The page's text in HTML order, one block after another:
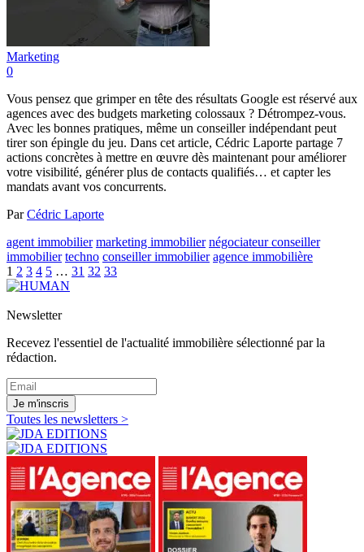
Marketing
0
Vous pensez que grimper en tête des résultats Google est réservé aux
agences avec des budgets marketing colossaux ? Détrompez-vous.
Avec les bonnes pratiques, même un conseiller indépendant peut
tirer son épingle du jeu. Dans cet article, Cédric Laporte partage 7
actions concrètes à mettre en œuvre dès maintenant pour améliorer
votre visibilité, générer plus de contacts qualifiés… et capter les
mandats avant vos concurrents.
ParCédric Laporte
agent immobilier marketing immobilier négociateur conseiller
immobilier techno conseiller immobilier agence immobilière
1 2 3 4 5 … 31 32 33
Newsletter
Recevez l'essentiel de l'actualité immobilière sélectionné par la
rédaction.
Je m'inscris
Toutes les newsletters >